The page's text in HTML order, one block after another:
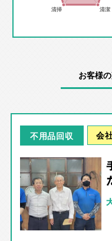
お客様の
不用品回収 会